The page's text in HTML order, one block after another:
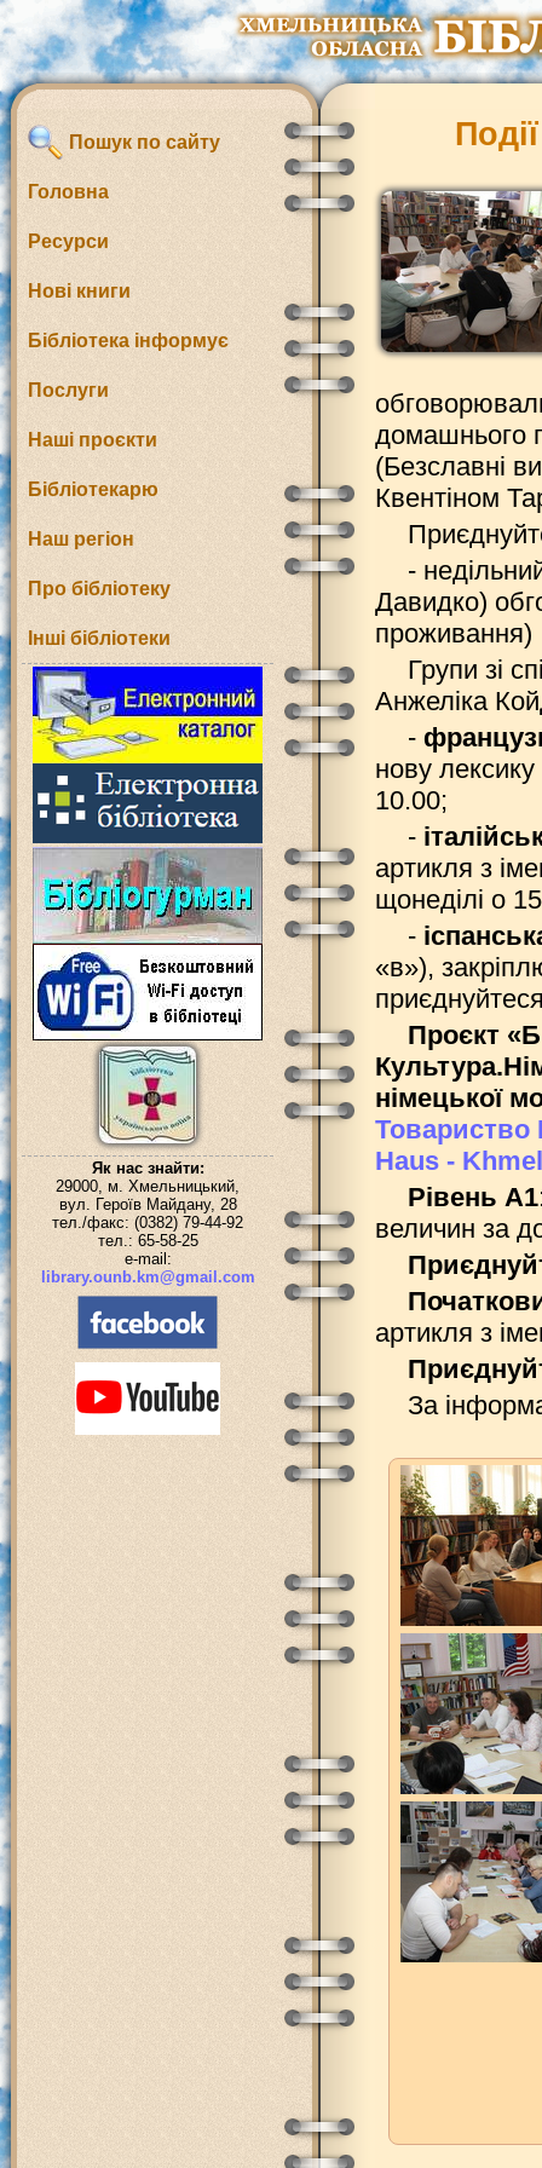
Пошук по сайту
Головна
Ресурси
Нові книги
Бібліотека інформує
Послуги
Наші проєкти
Бібліотекарю
Наш регіон
Про бібліотеку
Інші бібліотеки
Як нас знайти:
29000, м. Хмельницький,
вул. Героїв Майдану, 28
тел./факс: (0382) 79-44-92
тел.: 65-58-25
e-mail:
library.ounb.km@gmail.com
домашнього
(Безславні
Квентіном
-
Давидко)
проживання)
Групи зі
Анжеліка
-
нову
10.00;
-
артикля з
щонеділі о
-
«в»),
Проєкт
німецької
Товариство
Haus -
Рівень А1
величин за
артикля з
За